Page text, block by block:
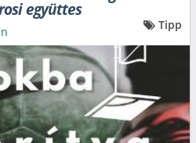
együttes
Tipp